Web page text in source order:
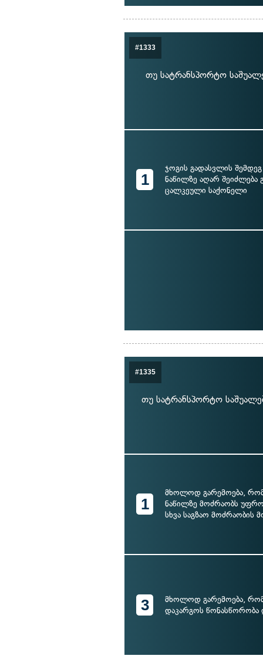
#1333
თუ სატრანსპორტო
1
ჯოგის გადასვლის
ნაწილზე აღარ შეიძლება
ცალკეული საქონელი
#1335
თუ სატრანსპორტო
1
მხოლოდ გარემოება,
ნაწილზე მოძრაობს
სხვა საგზაო მოძრაობის
3
მხოლოდ გარემოება, რომ
დაკარგოს წონასწორობა